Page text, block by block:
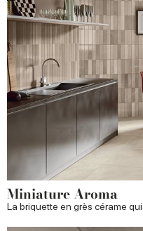
Miniature Aroma
La briquette en grès cérame